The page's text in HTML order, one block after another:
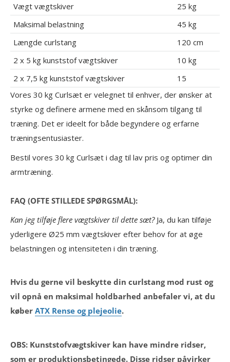
Vægt vægtskiver
25 kg
Maksimal belastning
45 kg
Længde curlstang
120 cm
2 x 5 kg kunststof vægtskiver
10 kg
2 x 7,5 kg kunststof vægtskiver
15
Vores 30 kg Curlsæt er velegnet til enhver, der ønsker at
styrke og definere armene med en skånsom tilgang til
træning. Det er ideelt for både begyndere og erfarne
træningsentusiaster.
Bestil vores 30 kg Curlsæt i dag til lav pris og optimer din
armtræning.
FAQ (OFTE STILLEDE SPØRGSMÅL):
Kan jeg tilføje flere vægtskiver til dette sæt?Ja, du kan tilføje
yderligere Ø25 mm vægtskiver efter behov for at øge
belastningen og intensiteten i din træning.
Hvis du gerne vil beskytte din curlstang mod rust og
vil opnå en maksimal holdbarhed anbefaler vi, at du
køber ATX Rense og plejeolie.
OBS: Kunststofvægtskiver kan have mindre ridser,
som er produktionsbetingede. Disse ridser påvirker